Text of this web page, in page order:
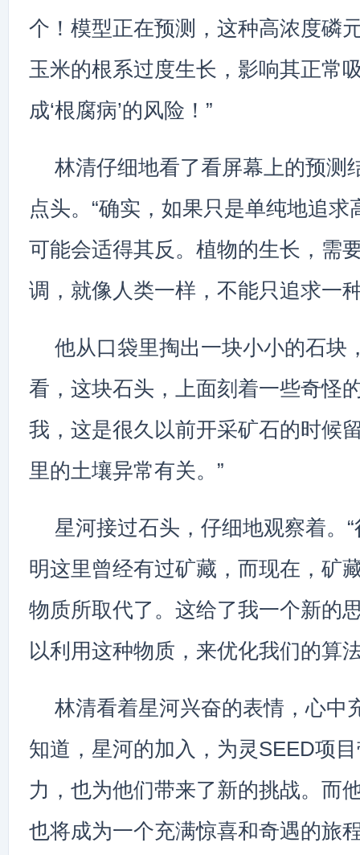
个！模型正在预测，这种高浓度磷
玉米的根系过度生长，影响其正常
成‘根腐病’的风险！”
林清仔细地看了看屏幕上的预测
点头。“确实，如果只是单纯地追求
可能会适得其反。植物的生长，需
调，就像人类一样，不能只追求一
他从口袋里掏出一块小小的石块
看，这块石头，上面刻着一些奇怪
我，这是很久以前开采矿石的时候
里的土壤异常有关。”
星河接过石头，仔细地观察着。
明这里曾经有过矿藏，而现在，矿
物质所取代了。这给了我一个新的
以利用这种物质，来优化我们的算
林清看着星河兴奋的表情，心中
知道，星河的加入，为灵SEED项
力，也为他们带来了新的挑战。而
也将成为一个充满惊喜和奇遇的旅